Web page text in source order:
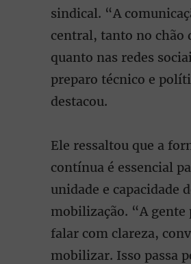
sindical. “A
central, tanto no chão
quanto nas redes
preparo técnico e
destacou.
Ele ressaltou que a
contínua é essencial
unidade e capacidade
mobilização. “A gente
falar com clareza,
mobilizar. Isso passa